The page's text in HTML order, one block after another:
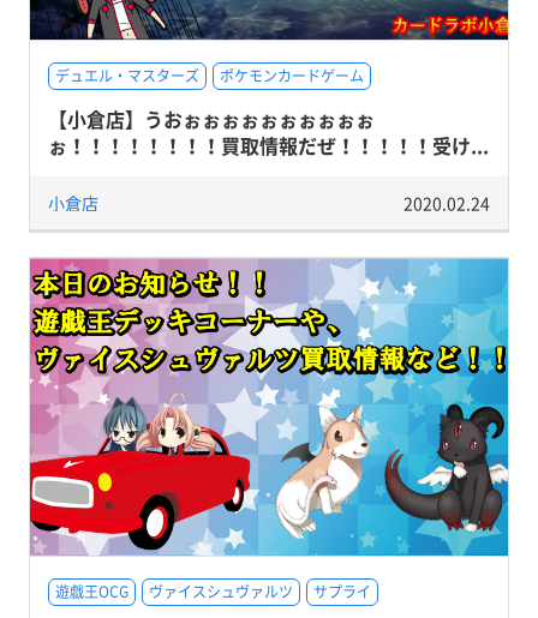
デュエル・マスターズ ポケモンカードゲーム
【小倉店】うおぉぉぉぉぉぉぉぉぉぉ
ぉ！！！！！！！！買取情報だぜ！！！！！受け...
小倉店 2020.02.24
遊戯王OCG ヴァイスシュヴァルツ サプライ